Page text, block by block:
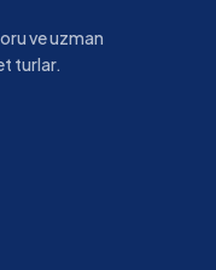
ve uzman
turlar.